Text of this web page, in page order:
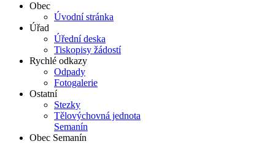
Obec
Úvodní stránka
Úřad
Úřední deska
Tiskopisy žádostí
Rychlé odkazy
Odpady
Fotogalerie
Ostatní
Stezky
Tělovýchovná jednota
Semanín
Obec Semanín